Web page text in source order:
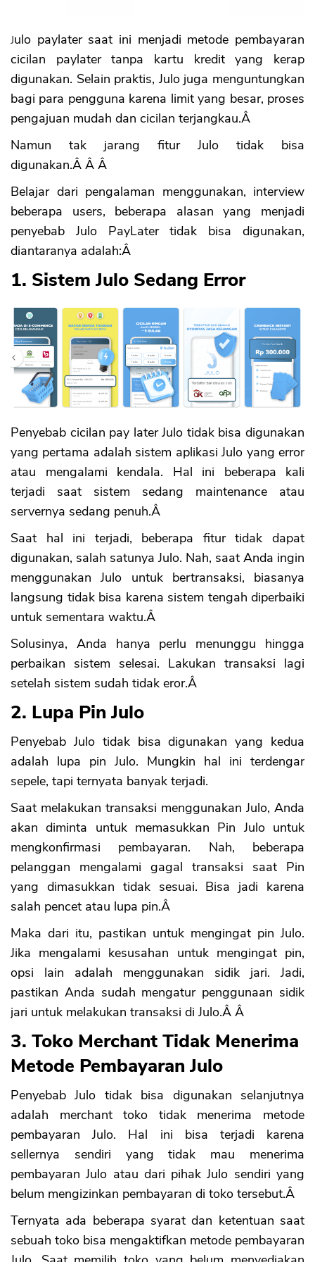
Julo paylater saat ini menjadi metode pembayaran
cicilan paylater tanpa kartu kredit yang kerap
digunakan. Selain praktis, Julo juga menguntungkan
bagi para pengguna karena limit yang besar, proses
pengajuan mudah dan cicilan terjangkau.Â
Namun tak jarang fitur Julo tidak bisa
digunakan.Â Â Â
Belajar dari pengalaman menggunakan, interview
beberapa users, beberapa alasan yang menjadi
penyebab Julo PayLater tidak bisa digunakan,
diantaranya adalah:Â
1. Sistem Julo Sedang Error
Penyebab cicilan pay later Julo tidak bisa digunakan
yang pertama adalah sistem aplikasi Julo yang error
atau mengalami kendala. Hal ini beberapa kali
terjadi saat sistem sedang maintenance atau
servernya sedang penuh.Â
Saat hal ini terjadi, beberapa fitur tidak dapat
digunakan, salah satunya Julo. Nah, saat Anda ingin
menggunakan Julo untuk bertransaksi, biasanya
langsung tidak bisa karena sistem tengah diperbaiki
untuk sementara waktu.Â
Solusinya, Anda hanya perlu menunggu hingga
perbaikan sistem selesai. Lakukan transaksi lagi
setelah sistem sudah tidak eror.Â
2. Lupa Pin Julo
Penyebab Julo tidak bisa digunakan yang kedua
adalah lupa pin Julo. Mungkin hal ini terdengar
sepele, tapi ternyata banyak terjadi.
Saat melakukan transaksi menggunakan Julo, Anda
akan diminta untuk memasukkan Pin Julo untuk
mengkonfirmasi pembayaran. Nah, beberapa
pelanggan mengalami gagal transaksi saat Pin
yang dimasukkan tidak sesuai. Bisa jadi karena
salah pencet atau lupa pin.Â
Maka dari itu, pastikan untuk mengingat pin Julo.
Jika mengalami kesusahan untuk mengingat pin,
opsi lain adalah menggunakan sidik jari. Jadi,
pastikan Anda sudah mengatur penggunaan sidik
jari untuk melakukan transaksi di Julo.Â Â
3. Toko Merchant Tidak Menerima
Metode Pembayaran Julo
Penyebab Julo tidak bisa digunakan selanjutnya
adalah merchant toko tidak menerima metode
pembayaran Julo. Hal ini bisa terjadi karena
sellernya sendiri yang tidak mau menerima
pembayaran Julo atau dari pihak Julo sendiri yang
belum mengizinkan pembayaran di toko tersebut.Â
Ternyata ada beberapa syarat dan ketentuan saat
sebuah toko bisa mengaktifkan metode pembayaran